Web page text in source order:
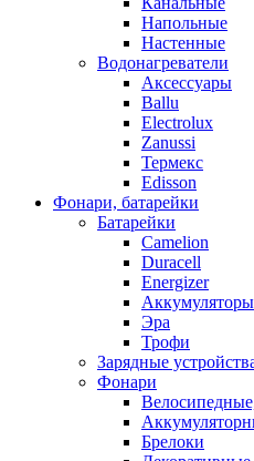
Напольные
Настенные
Водонагреватели
Аксессуары
Ballu
Electrolux
Zanussi
Термекс
Edisson
Фонари, батарейки
Батарейки
Camelion
Duracell
Energizer
Аккумуляторы
Эра
Трофи
Зарядные
Фонари
Брелоки